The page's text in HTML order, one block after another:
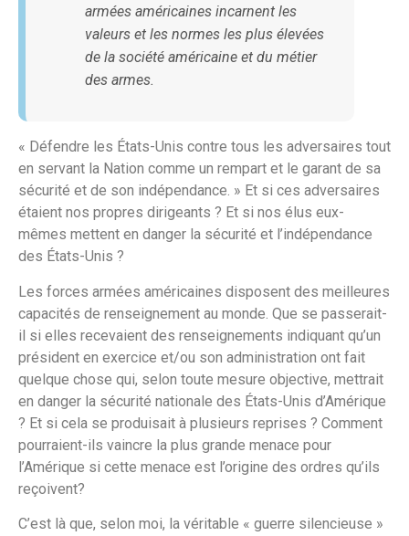
armées américaines incarnent les
valeurs et les normes les plus élevées
de la société américaine et du métier
des armes.
« Défendre les États-Unis contre tous les adversaires tout
en servant la Nation comme un rempart et le garant de sa
sécurité et de son indépendance. » Et si ces adversaires
étaient nos propres dirigeants ? Et si nos élus eux-
mêmes mettent en danger la sécurité et l’indépendance
des États-Unis ?
Les forces armées américaines disposent des meilleures
capacités de renseignement au monde. Que se passerait-
il si elles recevaient des renseignements indiquant qu’un
président en exercice et/ou son administration ont fait
quelque chose qui, selon toute mesure objective, mettrait
en danger la sécurité nationale des États-Unis d’Amérique
? Et si cela se produisait à plusieurs reprises ? Comment
pourraient-ils vaincre la plus grande menace pour
l’Amérique si cette menace est l’origine des ordres qu’ils
reçoivent?
C’est là que, selon moi, la véritable « guerre silencieuse »